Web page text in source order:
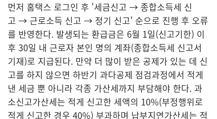
먼저 홈택스 로그인 후 '세금신고 → 종합소득세 신
고 → 근로소득 신고 → 정기 신고' 순으로 진행 후 오류
를 반영한다. 발생되는 환급금은 6월 1일(신고기한) 이
후 30일 내 근로자 본인 명의 계좌(종합소득세 신고서
기재)로 지급된다. 만약 더 많이 받은 공제가 있는 데 신
고를 하지 않으면 하반기 과다공제 점검과정에서 적게
낸 세금 뿐 아니라 각종 가산세까지 부담해야 한다. 과
소신고가산세는 적게 신고한 세액의 10%(부정행위로
적게 신고한 경우 40%) 부과하며 납부지연가산세는 적